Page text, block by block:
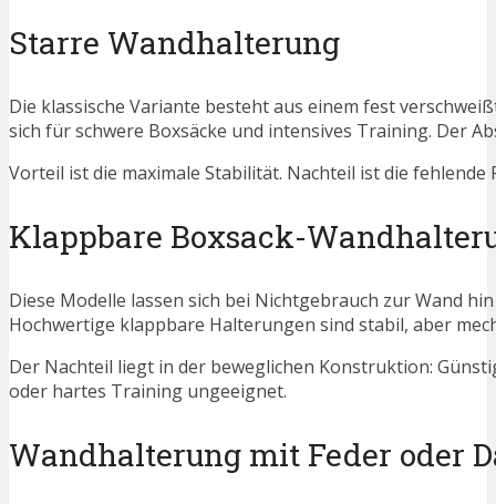
Starre Wandhalterung
Die klassische Variante besteht aus einem fest
sich für schwere Boxsäcke und intensives Training. Der
Vorteil ist die maximale Stabilität. Nachteil ist die
Klappbare Boxsack-
Diese Modelle lassen sich bei Nichtgebrauch zur Wand
Hochwertige klappbare Halterungen sind stabil, aber
Der Nachteil liegt in der beweglichen Konstruktion:
oder hartes Training ungeeignet.
Wandhalterung mit Feder oder